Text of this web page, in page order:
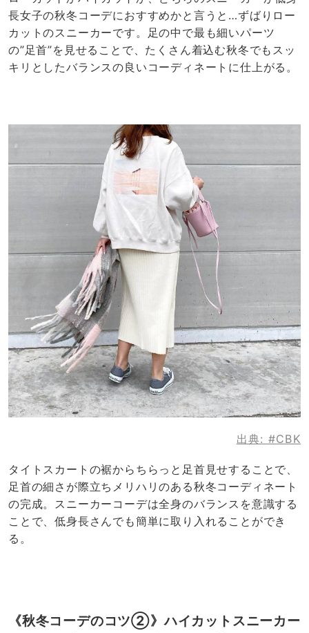
長女子の秋冬コーデにおすすめかと言うと…ずばりロー
カットのスニーカーです。足の中で最も細いパーツ
の”足首”を見せることで、たくさん着込む秋冬でもスッ
キリとしたバランスの良いコーディネートに仕上がる。
出典: #CBK
タイトスカートの裾からちらっと足首見せすることで、
足首の細さが際立ちメリハリのある秋冬コーディネート
の完成。スニーカーコーデは全身のバランスを意識する
ことで、低身長さんでも簡単に取り入れることができ
る。
《秋冬コーデのコツ②》ハイカットスニーカー